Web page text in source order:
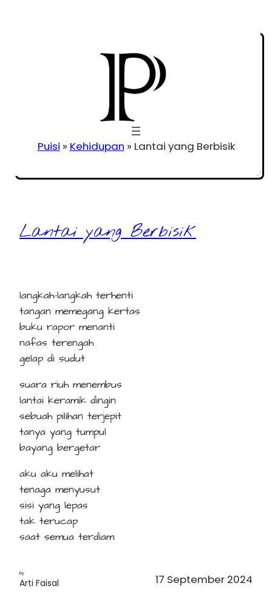
Puisi » Kehidupan » Lantai yang Berbisik
Lantai yang Berbisik
langkah-langkah terhenti
tangan memegang kertas
buku rapor menanti
nafas terengah
gelap di sudut
suara riuh menembus
lantai keramik dingin
sebuah pilihan terjepit
tanya yang tumpul
bayang bergetar
aku aku melihat
tenaga menyusut
sisi yang lepas
tak terucap
saat semua terdiam
by
Arti Faisal 17 September 2024